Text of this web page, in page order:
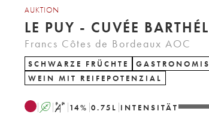
AUKTION
LE PUY - CUVÉE
Francs Côtes de Bordeaux AOC
SCHWARZE FRÜCHTE
WEIN MIT REIFEPOTENZIAL
A S 14% 0.75 L INTENSITÄT